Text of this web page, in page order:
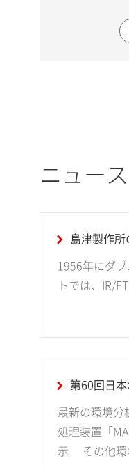
ニュース
島津製作
1956年にダ
トでは、IR/
第60回日
最新の環境分
処理装置「
示 その他環